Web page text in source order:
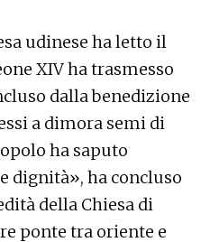
udinese ha letto il
XIV ha trasmesso
dalla benedizione
a dimora semi di
ha saputo
dignità», ha concluso
della Chiesa di
ponte tra oriente e